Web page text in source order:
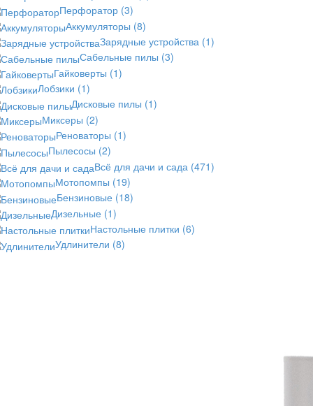
Перфоратор (3)
Аккумуляторы (8)
Зарядные устройства (1)
Сабельные пилы (3)
Гайковерты (1)
Лобзики (1)
Дисковые пилы (1)
Миксеры (2)
Реноваторы (1)
Пылесосы (2)
Всё для дачи и сада (471)
Мотопомпы (19)
Бензиновые (18)
Дизельные (1)
Настольные плитки (6)
Удлинители (8)